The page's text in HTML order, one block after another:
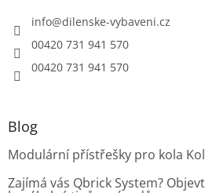
info@dilenske-vybaveni.cz
00420 731 941 570
00420 731 941 570
Blog
Modulární přístřešky pro kola
Zajímá vás Qbrick System?